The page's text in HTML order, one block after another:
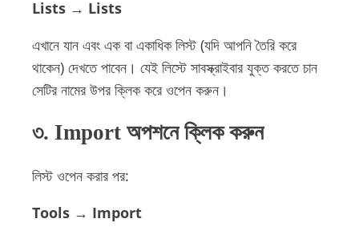
Lists → Lists
এখানে যান এবং এক বা একাধিক লিস্ট (যদি আপনি তৈরি করে
থাকেন) দেখতে পাবেন। যেই লিস্টে সাবস্ক্রাইবার যুক্ত করতে চান
সেটির নামের উপর ক্লিক করে ওপেন করুন।
৩. Import অপশনে ক্লিক করুন
লিস্ট ওপেন করার পর:
Tools → Import